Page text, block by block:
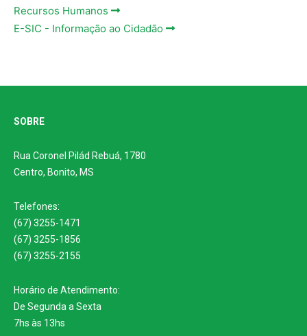
Recursos Humanos
E-SIC - Informação ao Cidadão
SOBRE
Rua Coronel Pilád Rebuá, 1780
Centro, Bonito, MS
Telefones:
(67) 3255-1471
(67) 3255-1856
(67) 3255-2155
Horário de Atendimento:
De Segunda a Sexta
7hs às 13hs